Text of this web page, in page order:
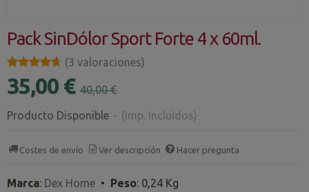
Pack SinDólor Sport Forte 4 x 60ml.
★★★★★
★★★★★ (3 valoraciones)
35,00 € 40,00 €
Producto Disponible - (Imp. Incluidos)
Costes de envío Ver descripción Hacer pregunta
Marca: Dex Home • Peso: 0,24 Kg